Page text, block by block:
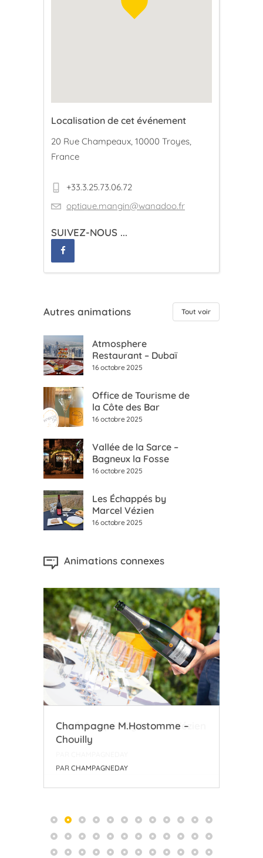
Localisation de cet événement
20 Rue Champeaux, 10000 Troyes,
France
+33.3.25.73.06.72
optique.mangin@wanadoo.fr
SUIVEZ-NOUS ...
Autres animations Tout voir
Atmosphere
Restaurant – Dubaï
16 octobre 2025
Office de Tourisme de
la Côte des Bar
16 octobre 2025
Vallée de la Sarce –
Bagneux la Fosse
16 octobre 2025
Les Échappés by
Marcel Vézien
16 octobre 2025
Animations connexes
Champagne M.Hostomme –
Chouilly
PAR CHAMPAGNEDAY